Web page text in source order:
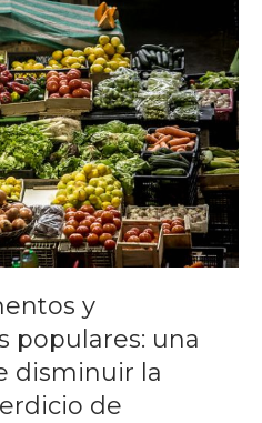
y
populares: una
disminuir la
de